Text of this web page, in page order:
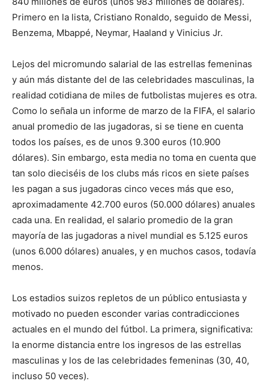
Primero en la lista, Cristiano Ronaldo, seguido de Messi,
Benzema, Mbappé, Neymar, Haaland y Vinicius Jr.
Lejos del micromundo salarial de las estrellas femeninas
y aún más distante del de las celebridades masculinas, la
realidad cotidiana de miles de futbolistas mujeres es otra.
Como lo señala un informe de marzo de la FIFA, el salario
anual promedio de las jugadoras, si se tiene en cuenta
todos los países, es de unos 9.300 euros (10.900
dólares). Sin embargo, esta media no toma en cuenta que
tan solo dieciséis de los clubs más ricos en siete países
les pagan a sus jugadoras cinco veces más que eso,
aproximadamente 42.700 euros (50.000 dólares) anuales
cada una. En realidad, el salario promedio de la gran
mayoría de las jugadoras a nivel mundial es 5.125 euros
(unos 6.000 dólares) anuales, y en muchos casos, todavía
menos.
Los estadios suizos repletos de un público entusiasta y
motivado no pueden esconder varias contradicciones
actuales en el mundo del fútbol. La primera, significativa:
la enorme distancia entre los ingresos de las estrellas
masculinas y los de las celebridades femeninas (30, 40,
incluso 50 veces).